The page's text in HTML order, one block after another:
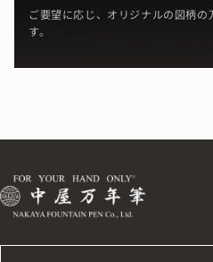
ご要望に応じ、オリジナルの図柄
す。